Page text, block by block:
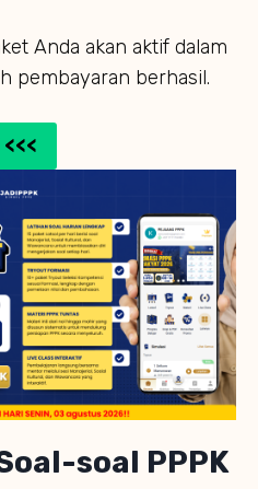
Anda akan aktif dalam
pembayaran berhasil.
soal PPPK